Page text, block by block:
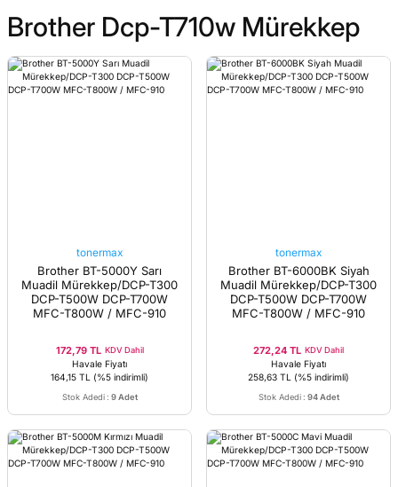
Brother Dcp-T710w Mürekkep
tonermax
Brother BT-5000Y Sarı
Muadil Mürekkep/DCP-T300
DCP-T500W DCP-T700W
MFC-T800W / MFC-910
172,79 TL KDV Dahil
Havale Fiyatı
164,15 TL (%5 indirimli)
Stok Adedi : 9 Adet
tonermax
Brother BT-6000BK Siyah
Muadil Mürekkep/DCP-T300
DCP-T500W DCP-T700W
MFC-T800W / MFC-910
272,24 TL KDV Dahil
Havale Fiyatı
258,63 TL (%5 indirimli)
Stok Adedi : 94 Adet